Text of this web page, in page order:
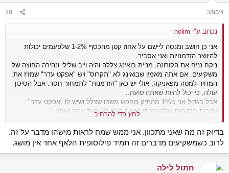
s
:
3/9/24
#9
נכתב ע"י nolim:
אני כן חושב ומנסה ליישם על אחוז קטן מהכסף 1-2% שלפעמים יכולות
להיווצר הזדמנויות ואני אסביר.
ניקח נניח את הקורונה, מניית בואינג צללה והיה וייב שלילי ונהירה החוצה של
משקיעים. אם אתה מאמין שבואינג לא "תקרוס" ויש "אפקט עדר" שמזיז את
המחיר למטה מפאניקה, אולי יש כאן "הזדמנות" לתמחור חסר. אבל הסיכון
עולה, כי יכול להיות שאתה טועה..
אבל בגדול אני ב1% מהתיק מחפש משהו שצלל ושיש לו "אפקט עדר"
וסיבות מסוימות שלהערכתי בטווח הגם לא מאד ארוך ישתנו.
לחץ כדי להרחיב...
בדיוק זה מה שאני מתכוון. אני ממש שמח לראות מישהו מדבר על זה.
לרוב כשמשקיעים מדברים זה תמיד פילוסופית הלאף אחד אין מושג.
חתול לילה